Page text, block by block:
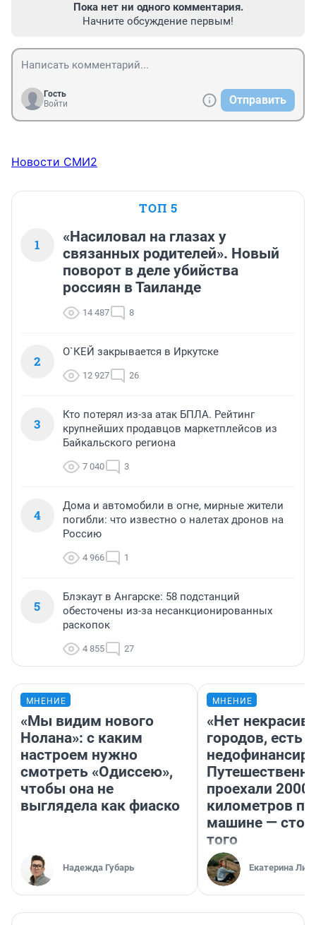
Пока нет ни одного комментария.
Начните обсуждение первым!
Гость
Войти
Отправить
Новости СМИ2
ТОП 5
1
«Насиловал на глазах у
связанных родителей». Новый
поворот в деле убийства
россиян в Таиланде
14 487 8
2
О`КЕЙ закрывается в Иркутске
12 927 26
3
Кто потерял из-за атак БПЛА. Рейтинг
крупнейших продавцов маркетплейсов из
Байкальского региона
7 040 3
4
Дома и автомобили в огне, мирные жители
погибли: что известно о налетах дронов на
Россию
4 966 1
5
Блэкаут в Ангарске: 58 подстанций
обесточены из-за несанкционированных
раскопок
4 855 27
МНЕНИЕ
«Мы видим нового
Нолана»: с каким
настроем нужно
смотреть «Одиссею»,
чтобы она не
выглядела как фиаско
Надежда Губарь
МНЕНИЕ
«Нет
городов, есть
проехали 2000
километров по
машине —
того
Екатерина